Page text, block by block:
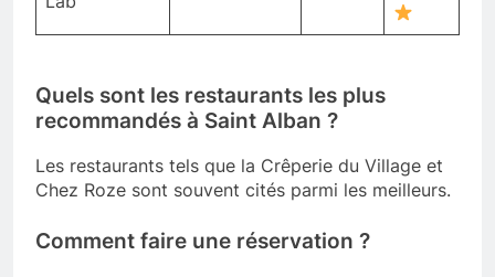
Quels sont les restaurants les plus
recommandés à Saint Alban ?
Les restaurants tels que la Crêperie du Village et
Chez Roze sont souvent cités parmi les meilleurs.
Comment faire une réservation ?